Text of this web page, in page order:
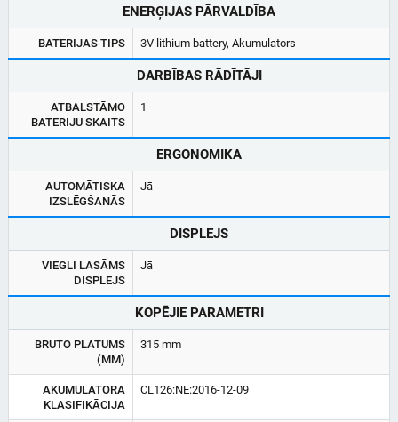
ENERĢIJAS PĀRVALDĪBA
BATERIJAS TIPS 3V lithium battery, Akumulators
DARBĪBAS RĀDĪTĀJI
ATBALSTĀMO
BATERIJU SKAITS
1
ERGONOMIKA
AUTOMĀTISKA
IZSLĒGŠANĀS
Jā
DISPLEJS
VIEGLI LASĀMS
DISPLEJS
Jā
KOPĒJIE PARAMETRI
BRUTO PLATUMS
(MM)
315 mm
AKUMULATORA
KLASIFIKĀCIJA
CL126:NE:2016-12-09